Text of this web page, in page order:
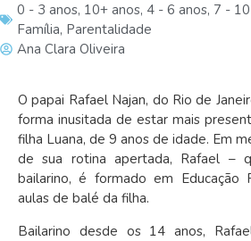
0 - 3 anos, 10+ anos, 4 - 6 anos, 7 -
Família, Parentalidade
Ana Clara Oliveira
O papai Rafael Najan, do Rio de
forma inusitada de estar mais
filha Luana, de 9 anos de idade. Em
de sua rotina apertada, Rafael –
bailarino, é formado em Educação
aulas de balé da filha.
Bailarino desde os 14 anos,